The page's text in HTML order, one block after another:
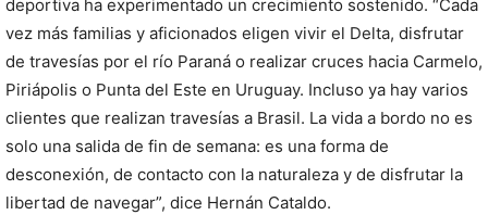
deportiva ha experimentado un crecimiento sostenido. “Cada
vez más familias y aficionados eligen vivir el Delta, disfrutar
de travesías por el río Paraná o realizar cruces hacia Carmelo,
Piriápolis o Punta del Este en Uruguay. Incluso ya hay varios
clientes que realizan travesías a Brasil. La vida a bordo no es
solo una salida de fin de semana: es una forma de
desconexión, de contacto con la naturaleza y de disfrutar la
libertad de navegar”, dice Hernán Cataldo.